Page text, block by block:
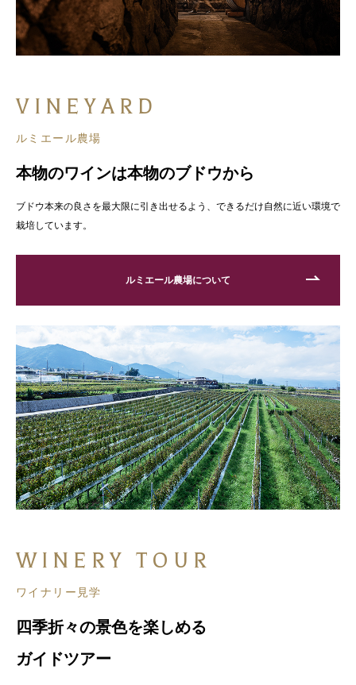
VINEYARD
ルミエール農場
本物のワインは本物のブドウから
ブドウ本来の良さを最大限に引き出せるよう、できるだけ自然に近い環境で
栽培しています。
ルミエール農場について
WINERY TOUR
ワイナリー見学
四季折々の景色を楽しめる
ガイドツアー